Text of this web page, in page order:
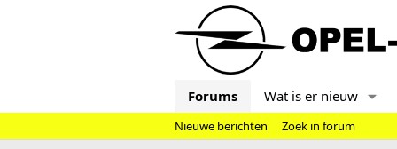
Forums Wat is er nieuw
Nieuwe berichten
Zoek in forum